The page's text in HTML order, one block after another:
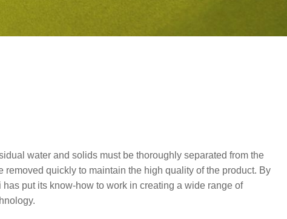
water and solids must be thoroughly separated from the
quickly to maintain the high quality of the product. By
put its know-how to work in creating a wide range of